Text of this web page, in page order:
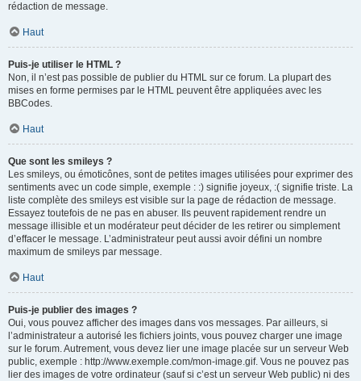
rédaction de message.
Haut
Puis-je utiliser le HTML ?
Non, il n’est pas possible de publier du HTML sur ce forum. La plupart des
mises en forme permises par le HTML peuvent être appliquées avec les
BBCodes.
Haut
Que sont les smileys ?
Les smileys, ou émoticônes, sont de petites images utilisées pour exprimer des
sentiments avec un code simple, exemple : :) signifie joyeux, :( signifie triste. La
liste complète des smileys est visible sur la page de rédaction de message.
Essayez toutefois de ne pas en abuser. Ils peuvent rapidement rendre un
message illisible et un modérateur peut décider de les retirer ou simplement
d’effacer le message. L’administrateur peut aussi avoir défini un nombre
maximum de smileys par message.
Haut
Puis-je publier des images ?
Oui, vous pouvez afficher des images dans vos messages. Par ailleurs, si
l’administrateur a autorisé les fichiers joints, vous pouvez charger une image
sur le forum. Autrement, vous devez lier une image placée sur un serveur Web
public, exemple : http://www.exemple.com/mon-image.gif. Vous ne pouvez pas
lier des images de votre ordinateur (sauf si c’est un serveur Web public) ni des